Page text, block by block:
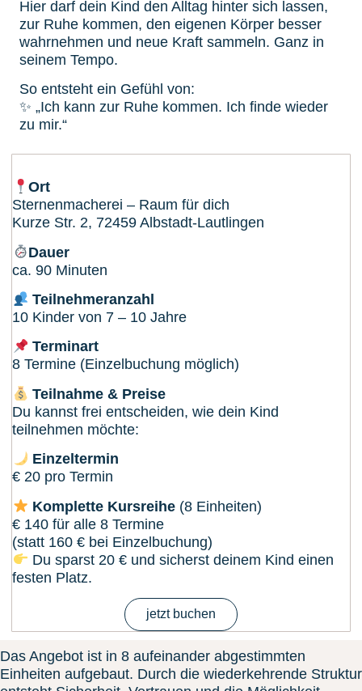
Hier darf dein Kind den Alltag hinter sich lassen,
zur Ruhe kommen, den eigenen Körper besser
wahrnehmen und neue Kraft sammeln. Ganz in
seinem Tempo.
So entsteht ein Gefühl von:
✨ „Ich kann zur Ruhe kommen. Ich finde wieder
zu mir.“
Ort
Sternenmacherei – Raum für dich
Kurze Str. 2, 72459 Albstadt-Lautlingen
Dauer
ca. 90 Minuten
Teilnehmeranzahl
10 Kinder von 7 – 10 Jahre
Terminart
8 Termine (Einzelbuchung möglich)
Teilnahme & Preise
Du kannst frei entscheiden, wie dein Kind
teilnehmen möchte:
Einzeltermin
€ 20 pro Termin
Komplette Kursreihe (8 Einheiten)
€ 140 für alle 8 Termine
(statt 160 € bei Einzelbuchung)
Du sparst 20 € und sicherst deinem Kind einen
festen Platz.
jetzt buchen
Das Angebot ist in 8 aufeinander abgestimmten
Einheiten aufgebaut. Durch die wiederkehrende Struktur